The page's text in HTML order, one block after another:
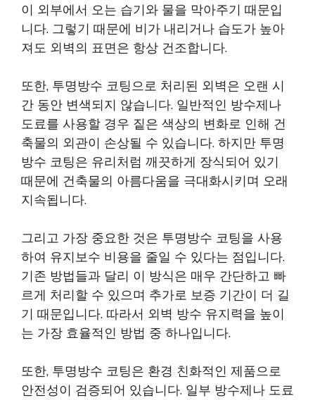
이 외부에서 오는 습기와 물을 막아주기 때문입
니다. 그렇기 때문에 비가 내리거나 습도가 높아
져도 외벽의 표면은 항상 건조합니다.
또한, 투명방수 코팅으로 처리된 외벽은 오랜 시
간 동안 변색되지 않습니다. 일반적인 방수제나
도료를 사용할 경우 짙은 색상의 변화로 인해 건
축물의 외관이 손상될 수 있습니다. 하지만 투명
방수 코팅은 유리처럼 깨끗하게 장식되어 있기
때문에 건축물의 아름다움을 극대화시키며 오래
지속됩니다.
그리고 가장 중요한 것은 투명방수 코팅을 사용
하여 유지보수 비용을 줄일 수 있다는 점입니다.
기존 방법들과 달리 이 방식은 매우 간단하고 빠
르게 처리할 수 있으며 추가로 보증 기간이 더 길
기 때문입니다. 따라서 외벽 방수 유지력을 높이
는 가장 효율적인 방법 중 하나입니다.
또한, 투명방수 코팅은 환경 친화적인 제품으로
안전성이 검증되어 있습니다. 일부 방수제나 도료